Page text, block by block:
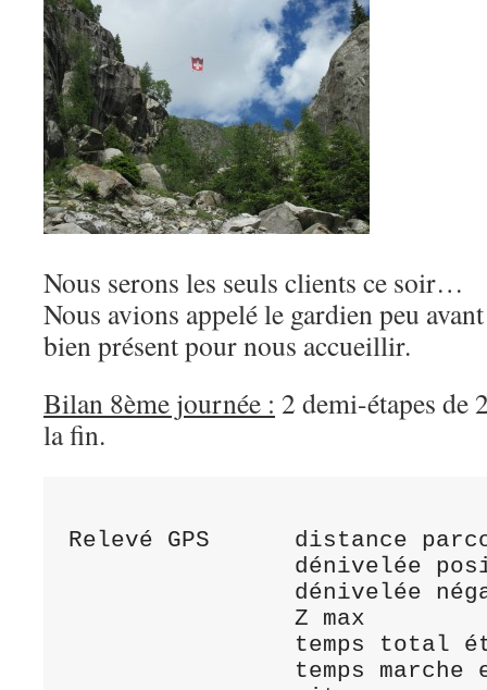
Nous serons les seuls clients ce soir…
Nous avions appelé le gardien peu
bien présent pour nous accueillir.
Bilan 8ème journée : 2 demi-étapes de
la fin.
Relevé GPS	distance parcourue	6,9 km		7,25 km		14,15 km
dénivelée positive	235 m		630
dénivelée négative	623 m		0
                Z max			2 538 m 	1 750 m
temps total étape	2 h 30		2 h 15
temps marche effective	2 h  30